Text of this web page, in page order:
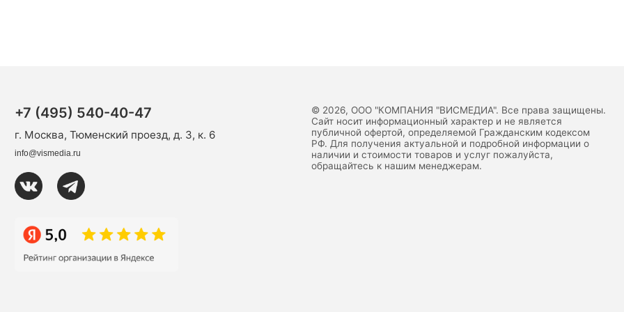
+7 (495) 540-40-47
г. Москва, Тюменский проезд, д. 3, к. 6
info@vismedia.ru
© 2026, ООО "КОМПАНИЯ "ВИСМЕДИА". Все права защищены.
Сайт носит информационный характер и не является
публичной офертой, определяемой Гражданским кодексом
РФ. Для получения актуальной и подробной информации о
наличии и стоимости товаров и услуг пожалуйста,
обращайтесь к нашим менеджерам.